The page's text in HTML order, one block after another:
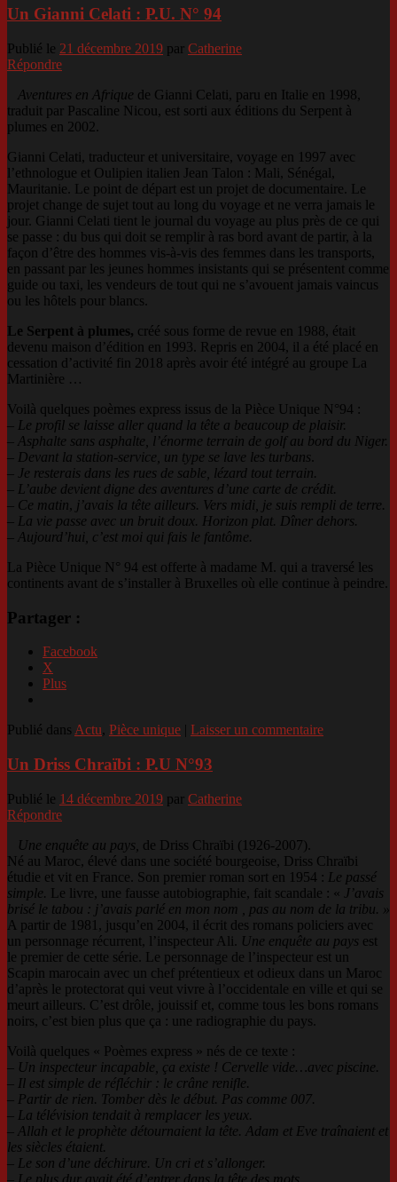
Un Gianni Celati : P.U. N° 94
Publié le 21 décembre 2019 par Catherine
Répondre
Aventures en Afrique de Gianni Celati, paru en Italie en 1998,
traduit par Pascaline Nicou, est sorti aux éditions du Serpent à
plumes en 2002.
Gianni Celati, traducteur et universitaire, voyage en 1997 avec
l’ethnologue et Oulipien italien Jean Talon : Mali, Sénégal,
Mauritanie. Le point de départ est un projet de documentaire. Le
projet change de sujet tout au long du voyage et ne verra jamais le
jour. Gianni Celati tient le journal du voyage au plus près de ce qui
se passe : du bus qui doit se remplir à ras bord avant de partir, à la
façon d’être des hommes vis-à-vis des femmes dans les transports,
en passant par les jeunes hommes insistants qui se présentent comme
guide ou taxi, les vendeurs de tout qui ne s’avouent jamais vaincus
ou les hôtels pour blancs.
Le Serpent à plumes, créé sous forme de revue en 1988, était
devenu maison d’édition en 1993. Repris en 2004, il a été placé en
cessation d’activité fin 2018 après avoir été intégré au groupe La
Martinière …
Voilà quelques poèmes express issus de la Pièce Unique N°94 :
– Le profil se laisse aller quand la tête a beaucoup de plaisir.
– Asphalte sans asphalte, l’énorme terrain de golf au bord du Niger.
– Devant la station-service, un type se lave les turbans
– Je resterais dans les rues de sable, lézard tout terrain.
– L’aube devient digne des aventures d’une carte de crédit.
– Ce matin, j’avais la tête ailleurs. Vers midi, je suis rempli de terre.
– La vie passe avec un bruit doux. Horizon plat. Dîner dehors.
– Aujourd’hui, c’est moi qui fais le fantôme.
La Pièce Unique N° 94 est offerte à madame M. qui a traversé les
continents avant de s’installer à Bruxelles où elle continue à peindre.
Partager :
Facebook
X
Plus
Publié dans Actu, Pièce unique | Laisser un commentaire
Un Driss Chraïbi : P.U N°93
Publié le 14 décembre 2019 par Catherine
Répondre
Une enquête au pays, de Driss Chraïbi (1926-2007).
Né au Maroc, élevé dans une société bourgeoise, Driss Chraïbi
étudie et vit en France. Son premier roman sort en 1954 : Le passé
simple. Le livre, une fausse autobiographie, fait scandale : « J’avais
brisé le tabou : j’avais parlé en mon nom , pas au nom de la tribu. »
A partir de 1981, jusqu’en 2004, il écrit des romans policiers avec
un personnage récurrent, l’inspecteur Ali.
Une enquête au pays est
le premier de cette série. Le personnage de l’inspecteur est un
Scapin marocain avec un chef prétentieux et odieux dans un Maroc
d’après le protectorat qui veut vivre à l’occidentale en ville et qui se
meurt ailleurs. C’est drôle, jouissif et, comme tous les bons romans
noirs, c’est bien plus que ça : une radiographie du pays.
Voilà quelques « Poèmes express » nés de ce texte :
– Un inspecteur incapable, ça existe ! Cervelle vide…avec piscine.
– Il est simple de réfléchir : le crâne renifle.
– Partir de rien. Tomber dès le début. Pas comme 007.
– La télévision tendait à remplacer les yeux.
– Allah et le prophète détournaient la tête. Adam et Eve traînaient et
les siècles étaient.
– Le son d’une déchirure. Un cri et s’allonger.
– Le plus dur avait été d’entrer dans la tête des mots.